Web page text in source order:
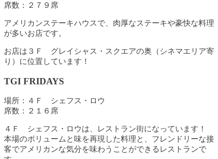
席数：２７９席
アメリカンステーキハウスで、肉厚なステーキや豪快な料理
が多いお店です。
お店は３Ｆ グレイシャス・スクエアの奥（シネマエリア寄
り）に位置しています！
TGI FRIDAYS
場所：４Ｆ シェフス・ロウ
席数：２１６席
４Ｆ シェフス・ロウは、レストラン街になっています！
本場のボリュームと味を再現した料理と、フレンドリーな接
客でアメリカンな気分を味わうことができるレストランで